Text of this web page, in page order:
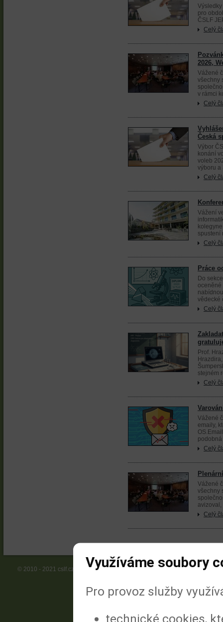
pro
ČSLF
Celý
2026,
Vážené
všechny
v rámci
Celý
Česká
Výbor
konání
voleb
výboru a
Celý
Vážení
spustení
Celý
Práce
Do
oceněné
vědecké
Celý
Prof.
stejném
Celý
Vážené
emaily,
Celý
Vážené
všechny
avizoval,
Celý
© 2010 - 2021 cslf.cz | Vyrobila a spravuje MeDitorial.cz
Využíváme soubory
Pro provoz služby
technické cookies,